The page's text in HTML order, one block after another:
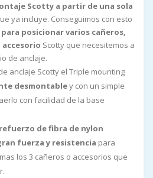
Scotty a partir de una sola
ya incluye. Conseguimos con esto
posicionar varios cañeros,
Scotty que necesitemos a
de anclaje.
anclaje Scotty el Triple mounting
desmontabley con un simple
con facilidad de la base
refuerzo de fibra de nylon
fuerza y resistencia para
los 3 cañeros o accesorios que